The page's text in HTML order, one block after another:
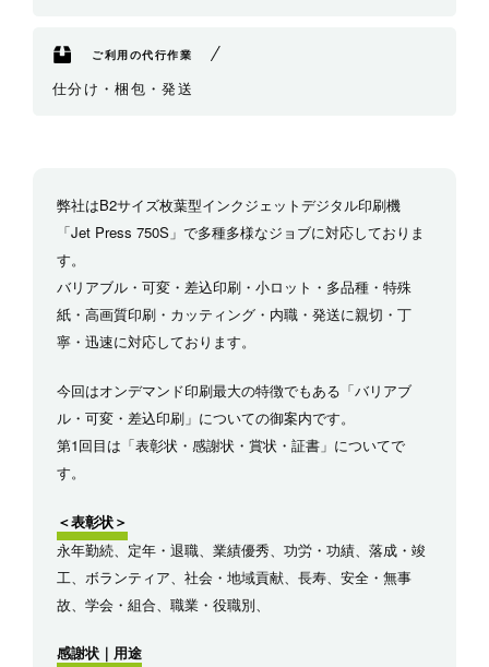
ご利用の代行作業
仕分け・梱包・発送
弊社はB2サイズ枚葉型インクジェットデジタル印刷機
「Jet Press 750S」で多種多様なジョブに対応しておりま
す。
バリアブル・可変・差込印刷・小ロット・多品種・特殊
紙・高画質印刷・カッティング・内職・発送に親切・丁
寧・迅速に対応しております。
今回はオンデマンド印刷最大の特徴でもある「バリアブ
ル・可変・差込印刷」についての御案内です。
第1回目は「表彰状・感謝状・賞状・証書」についてで
す。
＜表彰状＞
永年勤続、定年・退職、業績優秀、功労・功績、落成・竣
工、ボランティア、社会・地域貢献、長寿、安全・無事
故、学会・組合、職業・役職別、
感謝状｜用途